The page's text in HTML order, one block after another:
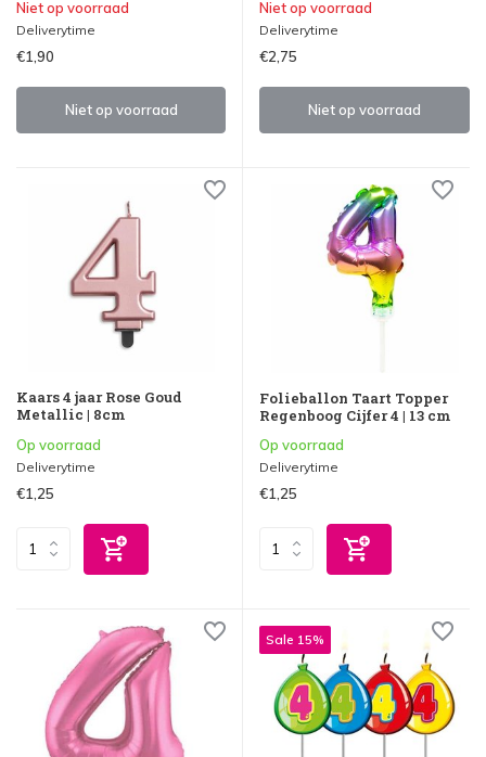
Niet op voorraad
Deliverytime
€1,90
Niet op voorraad
Niet op voorraad
Deliverytime
€2,75
Niet op voorraad
Kaars 4 jaar Rose Goud
Metallic | 8cm
Op voorraad
Deliverytime
€1,25
Folieballon Taart Topper
Regenboog Cijfer 4 | 13 cm
Op voorraad
Deliverytime
€1,25
Sale 15%